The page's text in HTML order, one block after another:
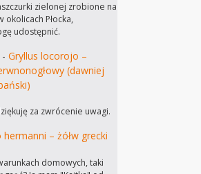
zielonej zrobione na
okolicach Płocka,
udostępnić.
- Gryllus locorojo –
(dawniej
za zwrócenie uwagi.
hermanni – żółw grecki
domowych, taki